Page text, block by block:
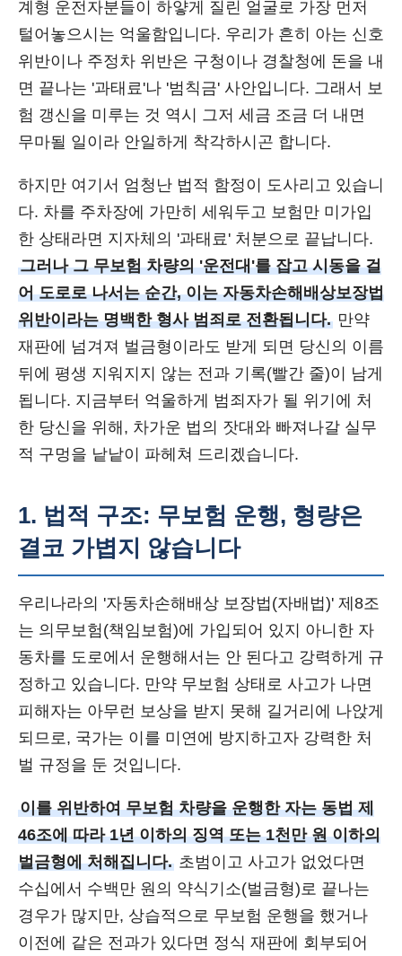
계형 운전자분들이 하얗게 질린 얼굴로 가장 먼저
털어놓으시는 억울함입니다. 우리가 흔히 아는 신호
위반이나 주정차 위반은 구청이나 경찰청에 돈을 내
면 끝나는 '과태료'나 '범칙금' 사안입니다. 그래서 보
험 갱신을 미루는 것 역시 그저 세금 조금 더 내면
무마될 일이라 안일하게 착각하시곤 합니다.
하지만 여기서 엄청난 법적 함정이 도사리고 있습니
다. 차를 주차장에 가만히 세워두고 보험만 미가입
한 상태라면 지자체의 '과태료' 처분으로 끝납니다.
그러나 그 무보험 차량의 '운전대'를 잡고 시동을 걸
어 도로로 나서는 순간, 이는 자동차손해배상보장법
위반이라는 명백한 형사 범죄로 전환됩니다. 만약
재판에 넘겨져 벌금형이라도 받게 되면 당신의 이름
뒤에 평생 지워지지 않는 전과 기록(빨간 줄)이 남게
됩니다. 지금부터 억울하게 범죄자가 될 위기에 처
한 당신을 위해, 차가운 법의 잣대와 빠져나갈 실무
적 구멍을 낱낱이 파헤쳐 드리겠습니다.
1. 법적 구조: 무보험 운행, 형량은
결코 가볍지 않습니다
우리나라의 '자동차손해배상 보장법(자배법)' 제8조
는 의무보험(책임보험)에 가입되어 있지 아니한 자
동차를 도로에서 운행해서는 안 된다고 강력하게 규
정하고 있습니다. 만약 무보험 상태로 사고가 나면
피해자는 아무런 보상을 받지 못해 길거리에 나앉게
되므로, 국가는 이를 미연에 방지하고자 강력한 처
벌 규정을 둔 것입니다.
이를 위반하여 무보험 차량을 운행한 자는 동법 제
46조에 따라 1년 이하의 징역 또는 1천만 원 이하의
벌금형에 처해집니다. 초범이고 사고가 없었다면
수십에서 수백만 원의 약식기소(벌금형)로 끝나는
경우가 많지만, 상습적으로 무보험 운행을 했거나
이전에 같은 전과가 있다면 정식 재판에 회부되어